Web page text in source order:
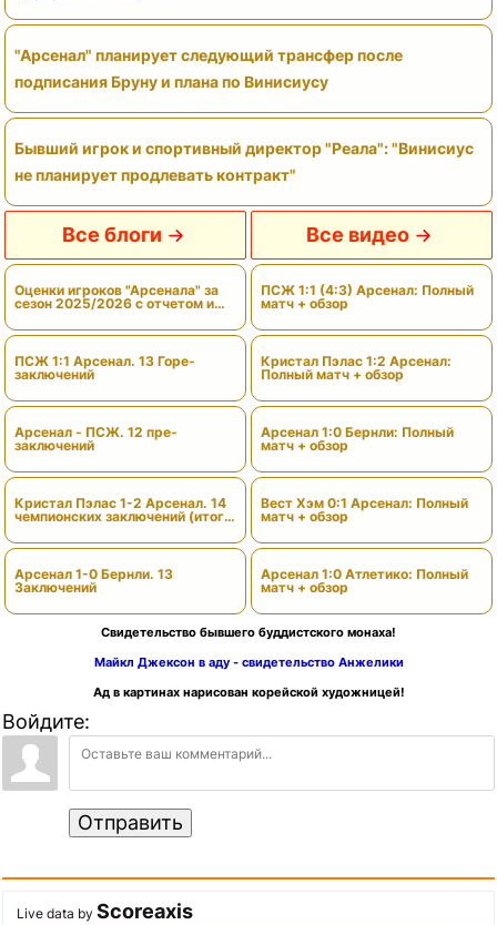
"Арсенал" планирует следующий трансфер после
подписания Бруну и плана по Винисиусу
Бывший игрок и спортивный директор "Реала": "Винисиус
не планирует продлевать контракт"
Все блоги
Оценки игроков "Арсенала" за
сезон 2025/2026 с отчетом и
ПСЖ 1:1 Арсенал. 13 Горе-
заключений
Арсенал - ПСЖ. 12 пре-
заключений
Кристал Пэлас 1-2 Арсенал. 14
чемпионских заключений (итоги
Арсенал 1-0 Бернли. 13
Заключений
Все видео
ПСЖ 1:1 (4:3) Арсенал: Полный
матч + обзор
Кристал Пэлас 1:2 Арсенал:
Полный матч + обзор
Арсенал 1:0 Бернли: Полный
матч + обзор
Вест Хэм 0:1 Арсенал: Полный
матч + обзор
Арсенал 1:0 Атлетико: Полный
матч + обзор
Свидетельство бывшего буддистского монаха!
Майкл Джексон в аду - свидетельство Анжелики
Ад в картинах нарисован корейской художницей!
Войдите:
Отправить
Live data by Scoreaxis